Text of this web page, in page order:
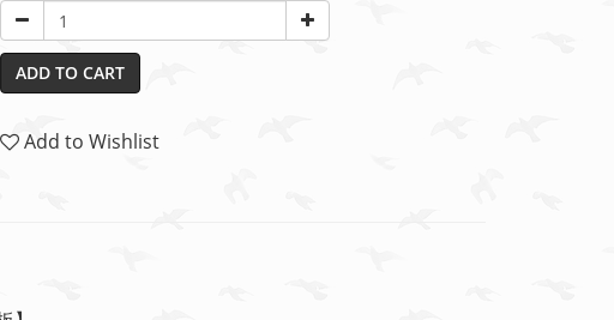
ADD TO CART
Add to Wishlist